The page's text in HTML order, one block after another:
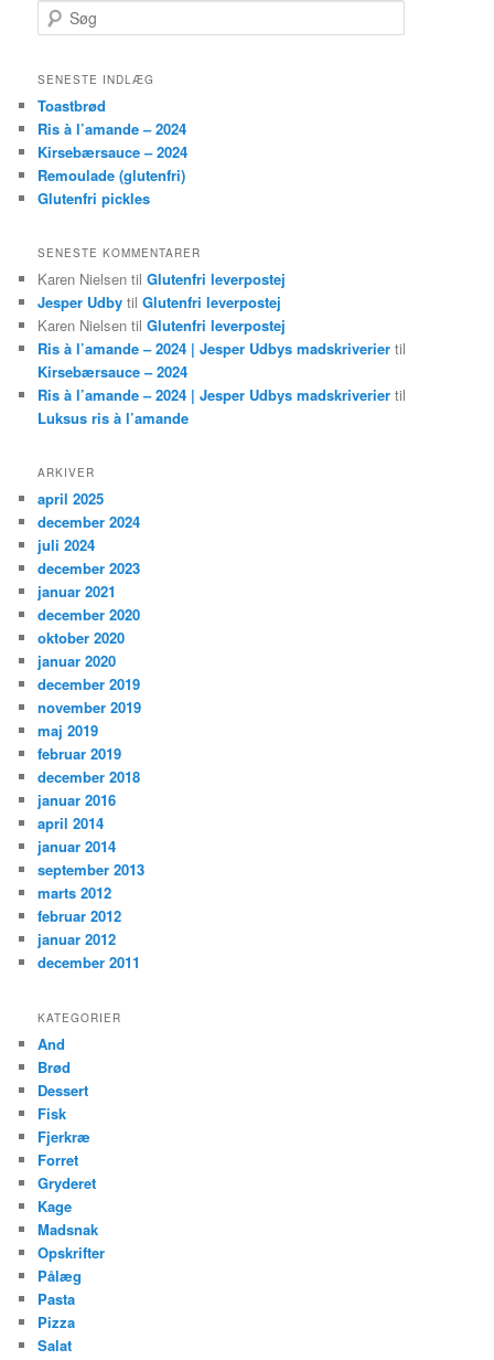
Søg
SENESTE INDLÆG
Toastbrød
Ris à l’amande – 2024
Kirsebærsauce – 2024
Remoulade (glutenfri)
Glutenfri pickles
SENESTE KOMMENTARER
Karen Nielsen tilGlutenfri leverpostej
Jesper Udby tilGlutenfri leverpostej
Karen Nielsen tilGlutenfri leverpostej
Ris à l’amande – 2024 | Jesper Udbys madskriverier til
Kirsebærsauce – 2024
Ris à l’amande – 2024 | Jesper Udbys madskriverier til
Luksus ris à l’amande
ARKIVER
april 2025
december 2024
juli 2024
december 2023
januar 2021
december 2020
oktober 2020
januar 2020
december 2019
november 2019
maj 2019
februar 2019
december 2018
januar 2016
april 2014
januar 2014
september 2013
marts 2012
februar 2012
januar 2012
december 2011
KATEGORIER
And
Brød
Dessert
Fisk
Fjerkræ
Forret
Gryderet
Kage
Madsnak
Opskrifter
Pålæg
Pasta
Pizza
Salat